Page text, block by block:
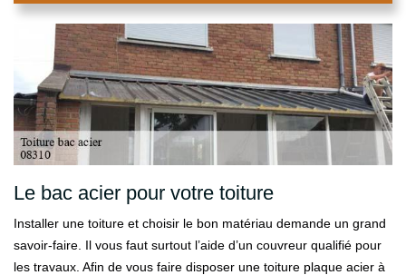
Le bac acier pour votre toiture
Installer une toiture et choisir le bon matériau demande un grand
savoir-faire. Il vous faut surtout l’aide d’un couvreur qualifié pour
les travaux. Afin de vous faire disposer une toiture plaque acier à